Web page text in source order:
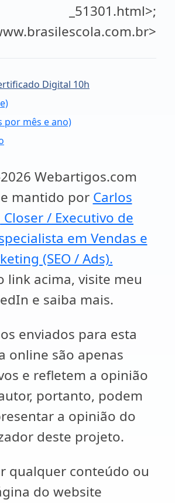
_51301.html>;
Digital 10h
por mês e ano)
Webartigos.com
mantido por Carlos
/ Executivo de
em Vendas e
(SEO / Ads).
link acima, visite meu
e saiba mais.
enviados para esta
online são apenas
e refletem a opinião
portanto, podem
a opinião do
deste projeto.
qualquer conteúdo ou
do website